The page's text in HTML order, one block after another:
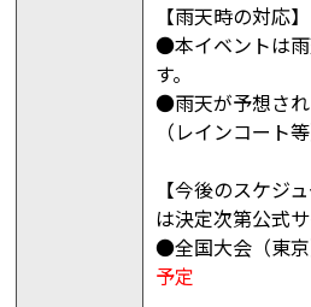
【雨天時の対応】
●本イベントは
す。
●雨天が予想さ
（レインコート
【今後のスケ
は決定次第公式
●全国大会（東
予